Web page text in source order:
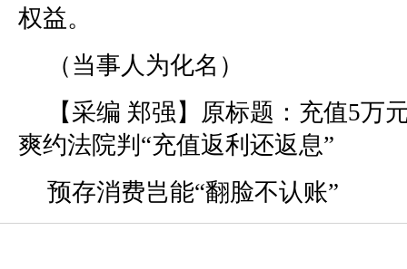
权益。
（当事人为化名）
【采编 郑强】原标题：充值5万
爽约法院判“充值返利还返息”
预存消费岂能“翻脸不认账”